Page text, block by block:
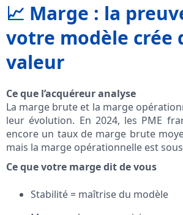
📈 Marge : la
votre modèle crée
valeur
Ce que l’acquéreur analyse
La marge brute et la marge
leur évolution. En 2024, les PME
encore un taux de marge brute
mais la marge opérationnelle est
Ce que votre marge dit de vous
Stabilité = maîtrise du modèle